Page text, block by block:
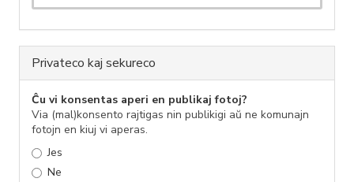
Privateco kaj sekureco
Ĉu vi konsentas aperi en publikaj fotoj?
Via (mal)konsento rajtigas nin publikigi aŭ ne komunajn
fotojn en kiuj vi aperas.
Jes
Ne